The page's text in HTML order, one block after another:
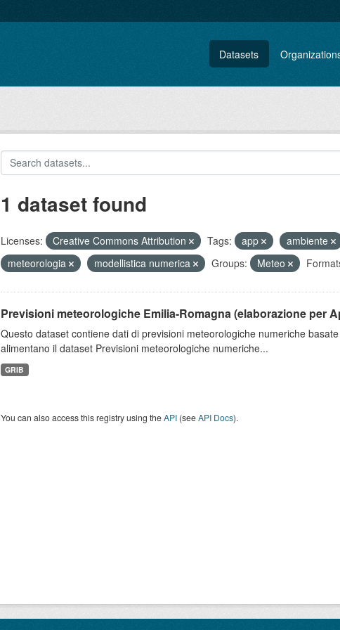
Datasets
1 dataset found
Licenses: Creative Commons Attribution Tags: app
ambiente
meteorologia
modellistica numerica Groups: Meteo
Previsioni meteorologiche Emilia-Romagna (elaborazione per
Questo dataset contiene dati di previsioni meteorologiche numeriche
alimentano il dataset Previsioni meteorologiche numeriche...
GRIB
You can also access this registry using theAPI(seeAPI Docs).